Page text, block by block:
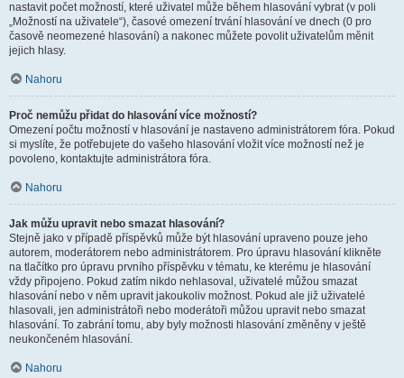
nastavit počet možností, které uživatel může během hlasování vybrat (v poli
„Možností na uživatele“), časové omezení trvání hlasování ve dnech (0 pro
časově neomezené hlasování) a nakonec můžete povolit uživatelům měnit
jejich hlasy.
Nahoru
Proč nemůžu přidat do hlasování více možností?
Omezení počtu možností v hlasování je nastaveno administrátorem fóra. Pokud
si myslíte, že potřebujete do vašeho hlasování vložit více možností než je
povoleno, kontaktujte administrátora fóra.
Nahoru
Jak můžu upravit nebo smazat hlasování?
Stejně jako v případě příspěvků může být hlasování upraveno pouze jeho
autorem, moderátorem nebo administrátorem. Pro úpravu hlasování klikněte
na tlačítko pro úpravu prvního příspěvku v tématu, ke kterému je hlasování
vždy připojeno. Pokud zatím nikdo nehlasoval, uživatelé můžou smazat
hlasování nebo v něm upravit jakoukoliv možnost. Pokud ale již uživatelé
hlasovali, jen administrátoři nebo moderátoři můžou upravit nebo smazat
hlasování. To zabrání tomu, aby byly možnosti hlasování změněny v ještě
neukončeném hlasování.
Nahoru